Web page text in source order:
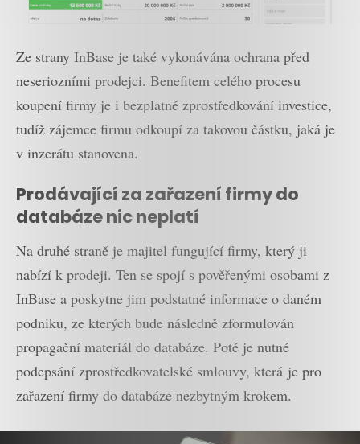
Ze strany InBase je také vykonávána ochrana před
neseriozními prodejci. Benefitem celého procesu
koupení firmy je i bezplatné zprostředkování investice,
tudíž zájemce firmu odkoupí za takovou částku, jaká je
v inzerátu stanovena.
Prodávající za zařazení firmy do
databáze nic neplatí
Na druhé straně je majitel fungující firmy, který ji
nabízí k prodeji. Ten se spojí s pověřenými osobami z
InBase a poskytne jim podstatné informace o daném
podniku, ze kterých bude následně zformulován
propagační materiál do databáze. Poté je nutné
podepsání zprostředkovatelské smlouvy, která je pro
zařazení firmy do databáze nezbytným krokem.